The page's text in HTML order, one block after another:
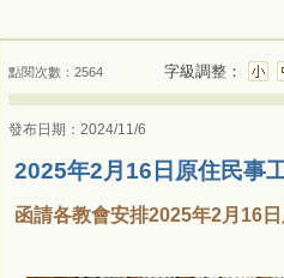
點閱次數：2564 字級調整：
發布日期：2024/11/6
2025年2月16日原住民事
函請各教會安排2025年2月16